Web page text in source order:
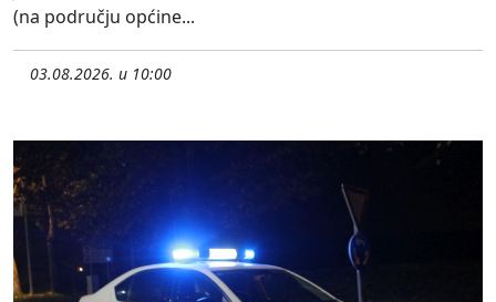
(na području općine...
03.08.2026. u 10:00